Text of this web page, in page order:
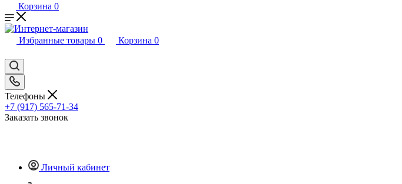
Корзина 0
Избранные товары 0 Корзина 0
Телефоны
+7 (917) 565-71-34
Заказать звонок
Личный кабинет